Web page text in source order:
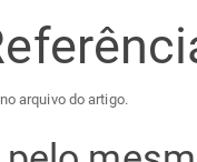
arquivo do artigo.